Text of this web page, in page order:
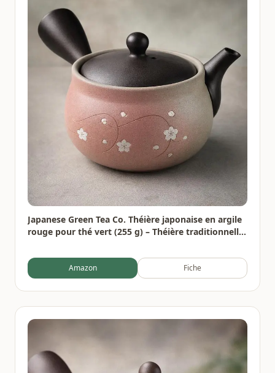
Japanese Green Tea Co. Théière japonaise en argile
rouge pour thé vert (255 g) – Théière traditionnelle
Système de maille fine pour thé Fukamushi à
Amazon Fiche